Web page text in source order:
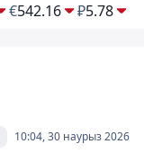
€542.16 ₽5.78
10:04, 30 наурыз 2026